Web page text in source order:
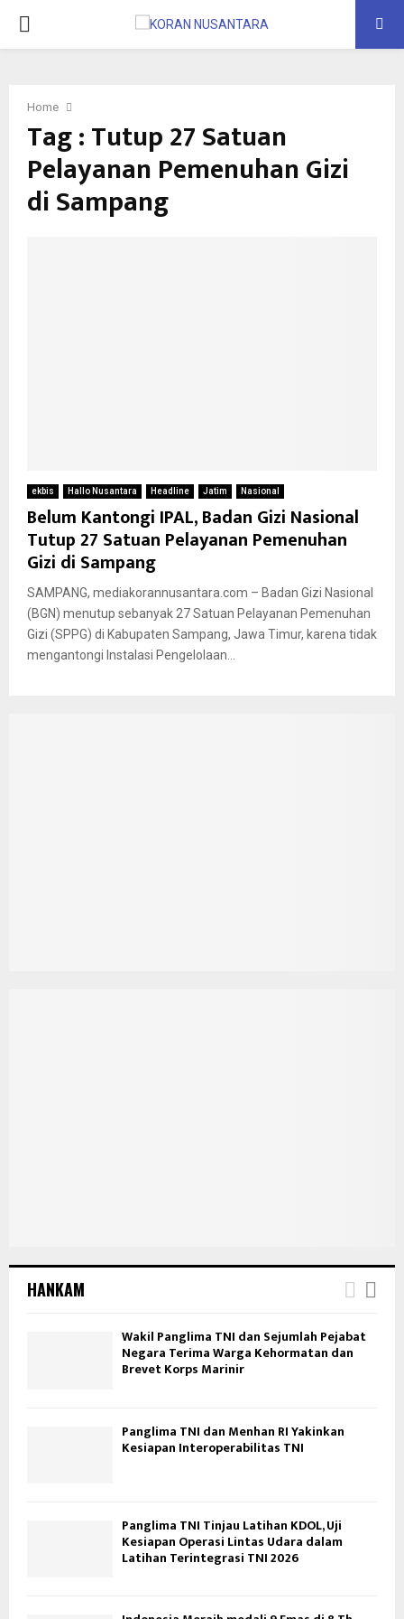
PRIMARY
Home
Tag : Tutup 27 Satuan
Pelayanan Pemenuhan Gizi
di Sampang
ekbis Hallo Nusantara Headline Jatim Nasional
Belum Kantongi IPAL, Badan Gizi Nasional
Tutup 27 Satuan Pelayanan Pemenuhan
Gizi di Sampang
SAMPANG, mediakorannusantara.com – Badan Gizi Nasional
(BGN) menutup sebanyak 27 Satuan Pelayanan Pemenuhan
Gizi (SPPG) di Kabupaten Sampang, Jawa Timur, karena tidak
mengantongi Instalasi Pengelolaan...
HANKAM
Wakil Panglima TNI dan Sejumlah Pejabat
Negara Terima Warga Kehormatan dan
Brevet Korps Marinir
Panglima TNI dan Menhan RI Yakinkan
Kesiapan Interoperabilitas TNI
Panglima TNI Tinjau Latihan KDOL, Uji
Kesiapan Operasi Lintas Udara dalam
Latihan Terintegrasi TNI 2026